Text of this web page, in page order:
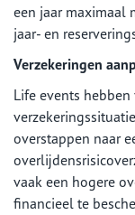
een jaar maximaal
jaar- en
Verzekeringen
Life events
overstappen naar
vaak een hogere
financieel te